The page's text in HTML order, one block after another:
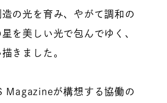
の光を育み、やがて調和の
を美しい光で包んでゆく、
きました。
Magazineが構想する協働の